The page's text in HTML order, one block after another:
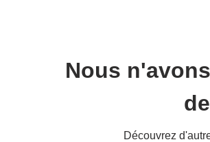
Nous
Découvrez